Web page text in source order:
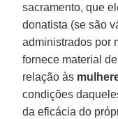
sacramento, que
donatista (se são
administrados por
fornece material
relação às
condições
da eficácia do